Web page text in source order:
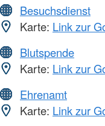
Besuchsdienst
Karte: Link zur
Blutspende
Karte: Link zur
Ehrenamt
Karte: Link zur